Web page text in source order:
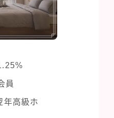
員
年高級ホ